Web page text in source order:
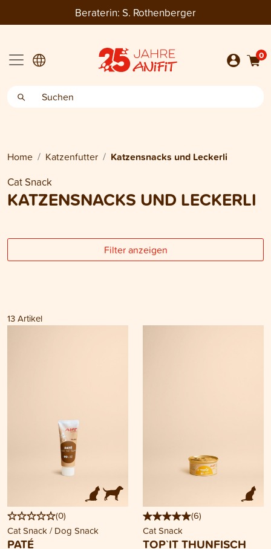
Beraterin: S. Rothenberger
0
Home Katzenfutter
Katzensnacks und Leckerli
Cat Snack
KATZENSNACKS UND LECKERLI
Filter anzeigen
13Artikel
(0)
Cat Snack / Dog Snack
PATÉ
(6)
Cat Snack
TOP`IT THUNFISCH